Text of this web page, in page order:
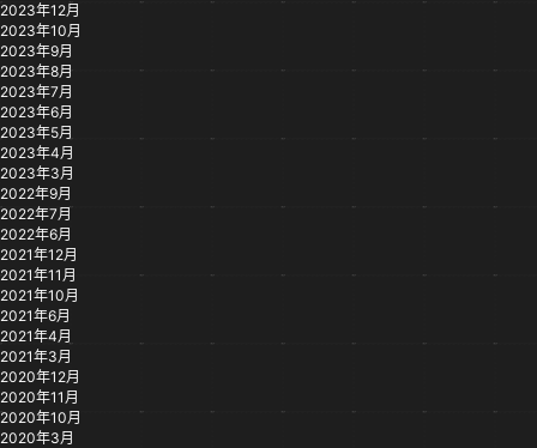
2023年12月
2023年10月
2023年9月
2023年8月
2023年7月
2023年6月
2023年5月
2023年4月
2023年3月
2022年9月
2022年7月
2022年6月
2021年12月
2021年11月
2021年10月
2021年6月
2021年4月
2021年3月
2020年12月
2020年11月
2020年10月
2020年3月